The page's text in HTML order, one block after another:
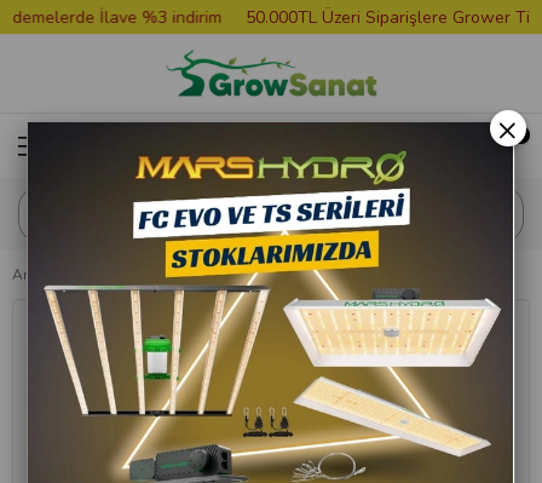
İlave %3 indirim 50.000TL Üzeri Siparişlere Grower Tişört
Anasayfa Bitki Besini Hesi Bloom Complex 10 Litre Bitki Besini
×